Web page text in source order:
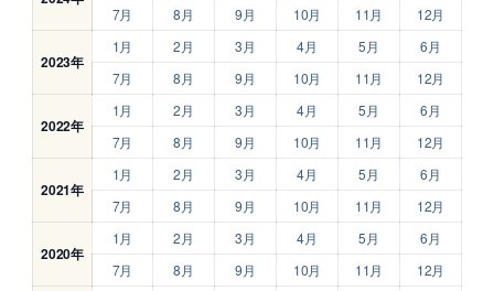
7月
8月 9月 10月 11月 12月
2023年
1月 2月 3月 4月 5月
6月
7月
8月 9月 10月 11月 12月
2022年
1月 2月 3月 4月 5月
6月
7月
8月 9月 10月 11月 12月
2021年
1月 2月 3月 4月 5月
6月
7月
8月 9月 10月 11月 12月
2020年
1月 2月 3月 4月 5月
6月
7月
8月 9月 10月 11月 12月